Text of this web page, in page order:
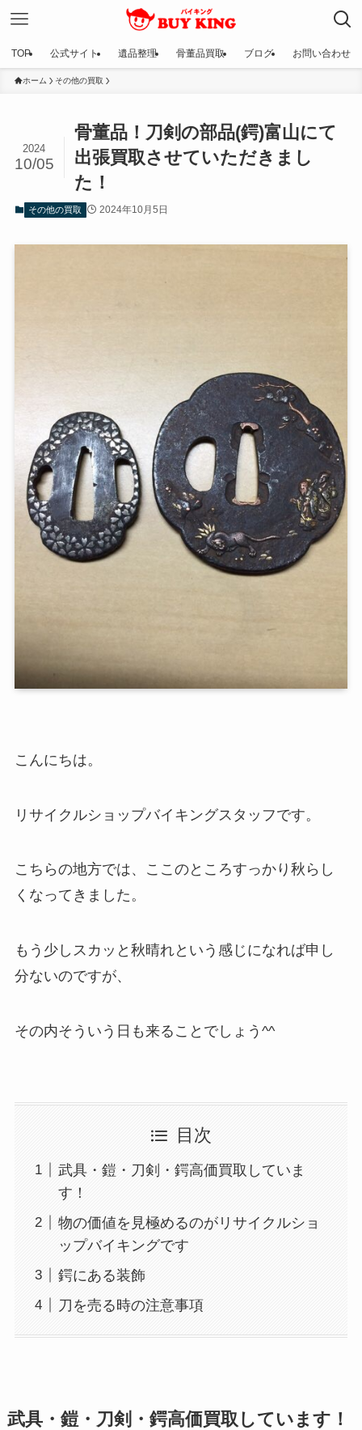
TOP 公式サイト 遺品整理 骨董品買取 ブログ お問い合わせ
ホーム その他の買取
骨董品！刀剣の部品(鍔)富山にて
出張買取させていただきまし
た！
2024
10/05
その他の買取 2024年10月5日
こんにちは。
リサイクルショップバイキングスタッフです。
こちらの地方では、ここのところすっかり秋らし
くなってきました。
もう少しスカッと秋晴れという感じになれば申し
分ないのですが、
その内そういう日も来ることでしょう^^
目次
武具・鎧・刀剣・鍔高価買取していま
す！
物の価値を見極めるのがリサイクルショ
ップバイキングです
鍔にある装飾
刀を売る時の注意事項
武具・鎧・刀剣・鍔高価買取しています！